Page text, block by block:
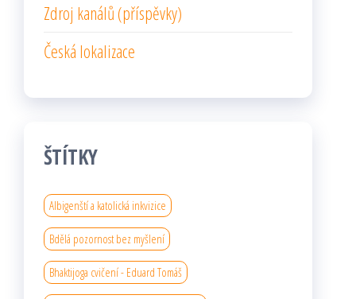
Zdroj kanálů (příspěvky)
Česká lokalizace
ŠTÍTKY
Albigenští a katolická inkvizice
Bdělá pozornost bez myšlení
Bhaktijoga cvičení - Eduard Tomáš